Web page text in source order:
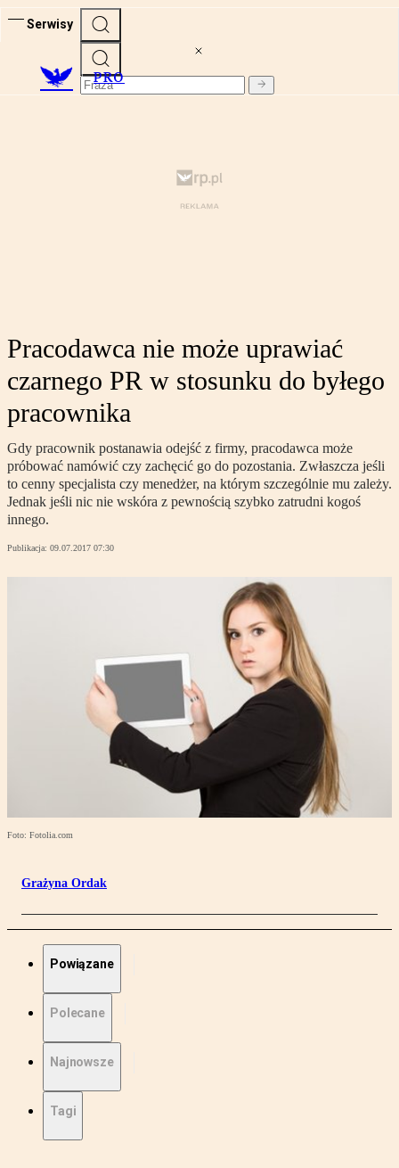
Serwisy
PRO
Pracodawca nie może uprawiać
czarnego PR w stosunku do byłego
pracownika
Gdy pracownik postanawia odejść z firmy, pracodawca może
próbować namówić czy zachęcić go do pozostania. Zwłaszcza jeśli
to cenny specjalista czy menedżer, na którym szczególnie mu zależy.
Jednak jeśli nic nie wskóra z pewnością szybko zatrudni kogoś
innego.
Publikacja: 09.07.2017 07:30
Foto: Fotolia.com
Grażyna Ordak
Powiązane
Polecane
Najnowsze
Tagi